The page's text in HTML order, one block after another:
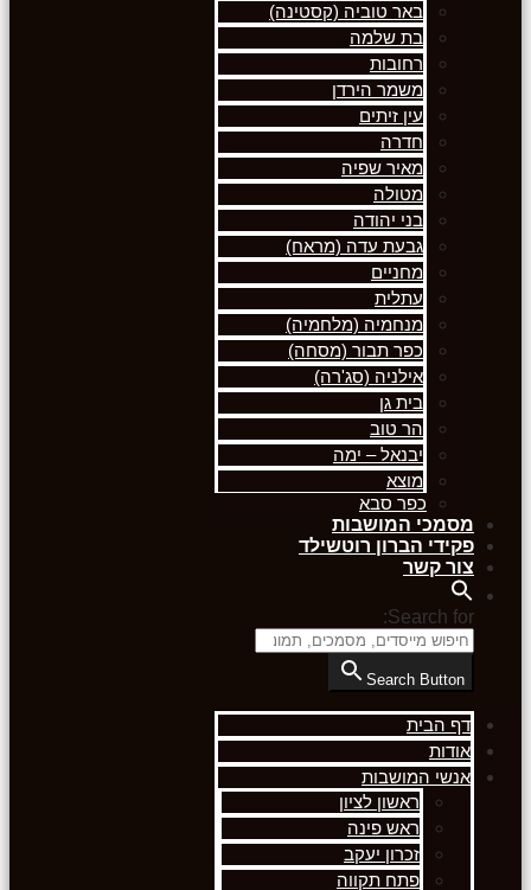
באר טוביה (קסטינה)
בת שלמה
רחובות
משמר הירדן
עין זיתים
חדרה
מאיר שפיה
מטולה
בני יהודה
גבעת עדה (מראח)
מחניים
עתלית
מנחמיה (מלחמיה)
כפר תבור (מסחה)
אילניה (סג'רה)
בית גן
הר טוב
יבנאל – ימה
מוצא
כפר סבא
מסמכי המושבות
פקידי הברון רוטשילד
צור קשר
Search for:
Search Button
דף הבית
אודות
אנשי המושבות
ראשון לציון
ראש פינה
זכרון יעקב
פתח תקווה